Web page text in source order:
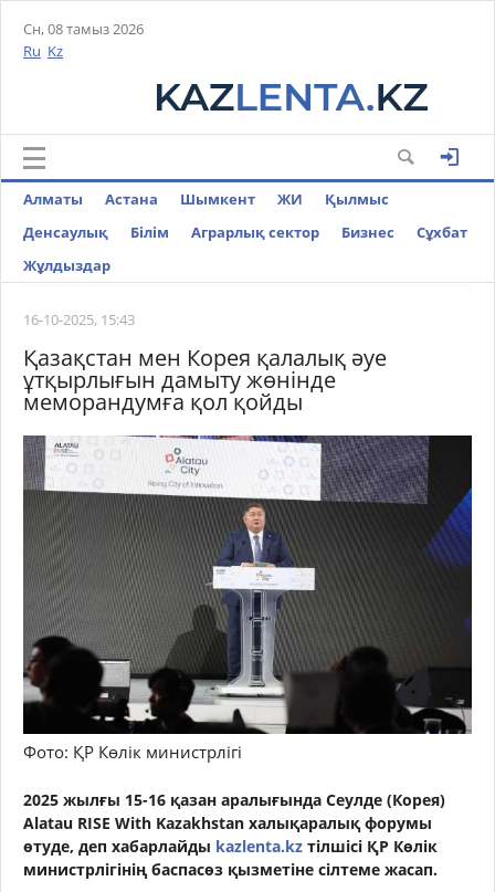
Сн, 08 тамыз 2026
Ru Kz
Алматы Астана Шымкент ЖИ
Қылмыс
Денсаулық
Білім Аграрлық сектор Бизнес
Cұхбат
Жұлдыздар
16-10-2025, 15:43
Қазақстан мен Корея қалалық әуе
ұтқырлығын дамыту жөнінде
меморандумға қол қойды
Фото: ҚР Көлік министрлігі
2025 жылғы 15-16 қазан аралығында Сеулде (Корея)
Alatau RISE With Kazakhstan халықаралық форумы
өтуде, деп хабарлайды kazlenta.kz тілшісі ҚР Көлік
министрлігінің баспасөз қызметіне сілтеме жасап.